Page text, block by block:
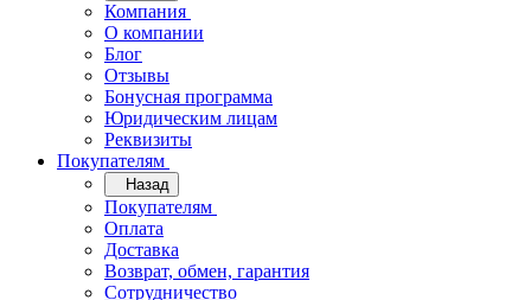
Компания
О компании
Блог
Отзывы
Бонусная программа
Юридическим лицам
Реквизиты
Покупателям
Назад
Покупателям
Оплата
Доставка
Возврат, обмен, гарантия
Сотрудничество